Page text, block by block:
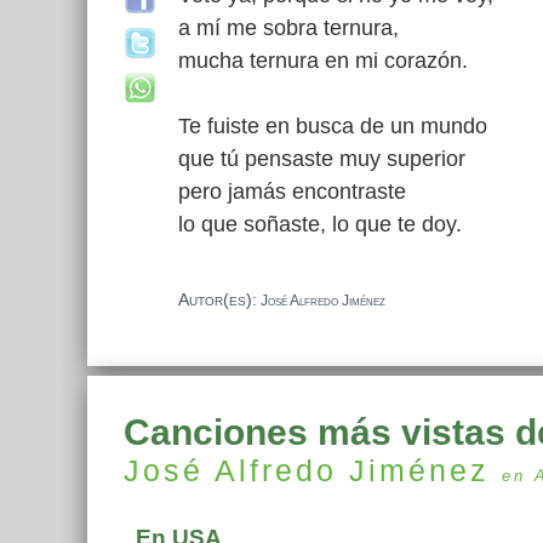
a mí me sobra ternura,
mucha ternura en mi corazón.
Te fuiste en busca de un mundo
que tú pensaste muy superior
pero jamás encontraste
lo que soñaste, lo que te doy.
Autor(es): José Alfredo Jiménez
Canciones más vistas
José Alfredo Jiménez en
En USA